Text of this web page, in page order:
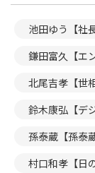
池田ゆう【社
鎌田富久【エ
北尾吉孝【世
鈴木康弘【デ
孫泰蔵【孫泰
村口和孝【日